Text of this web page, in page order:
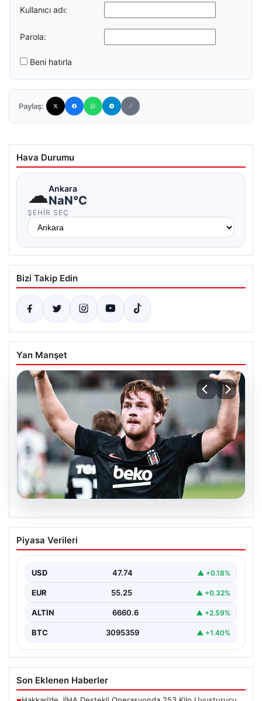
Kullanıcı adı:
Parola:
Beni hatırla
Paylaş:
Hava Durumu
☁Ankara
NaN°C
ŞEHIR SEÇ
Bizi Takip Edin
Yan Manşet
06.08.2026
(Özet) Hradec Kralove – Beşiktaş Maçı
Özeti ve Tüm Önemli Anları
Piyasa Verileri
USD 47.74 ▲ +0.18%
EUR 55.25 ▲ +0.32%
ALTIN 6660.6 ▲ +2.59%
BTC 3095359 ▲ +1.40%
Son Eklenen Haberler